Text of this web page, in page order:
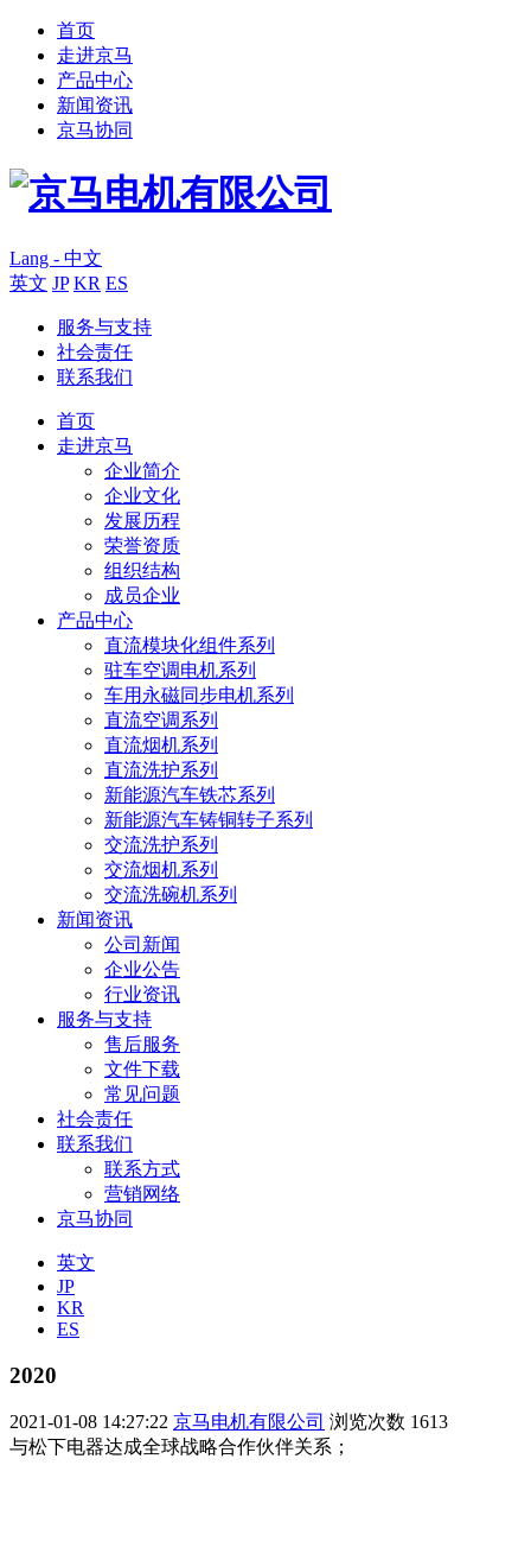
首页
走进京马
产品中心
新闻资讯
京马协同
Lang - 中文
英文 JP KR ES
服务与支持
社会责任
联系我们
首页
走进京马
企业简介
企业文化
发展历程
荣誉资质
组织结构
成员企业
产品中心
直流模块化组件系列
驻车空调电机系列
车用永磁同步电机系列
直流空调系列
直流烟机系列
直流洗护系列
新能源汽车铁芯系列
新能源汽车铸铜转子系列
交流洗护系列
交流烟机系列
交流洗碗机系列
新闻资讯
公司新闻
企业公告
行业资讯
服务与支持
售后服务
文件下载
常见问题
社会责任
联系我们
联系方式
营销网络
京马协同
英文
JP
KR
ES
2020
2021-01-08 14:27:22 京马电机有限公司 浏览次数 1613
与松下电器达成全球战略合作伙伴关系；